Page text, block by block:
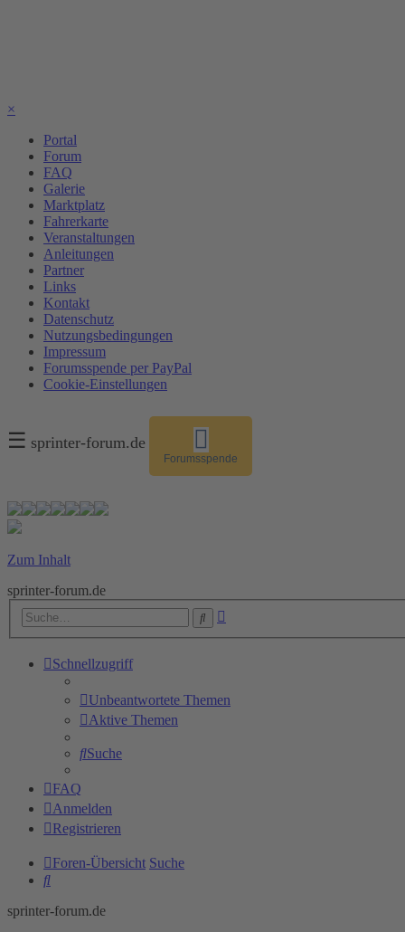
×
Portal
Forum
FAQ
Galerie
Marktplatz
Fahrerkarte
Veranstaltungen
Anleitungen
Partner
Links
Kontakt
Datenschutz
Nutzungsbedingungen
Impressum
Forumsspende per PayPal
Cookie-Einstellungen
☰ sprinter-forum.de
Forumsspende
Zum Inhalt
sprinter-forum.de
Suche
Schnellzugriff
Unbeantwortete Themen
Aktive Themen
Suche
FAQ
Anmelden
Registrieren
Foren-Übersicht Suche
Suche
sprinter-forum.de